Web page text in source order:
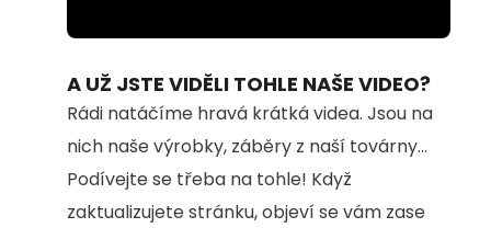
100.00%
A UŽ JSTE VIDĚLI TOHLE NAŠE VIDEO?
Rádi natáčíme hravá krátká videa. Jsou na
nich naše výrobky, záběry z naší továrny...
Podívejte se třeba na tohle! Když
zaktualizujete stránku, objeví se vám zase